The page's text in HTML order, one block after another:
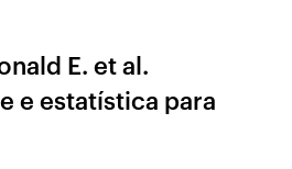
E. et al.
e estatística para